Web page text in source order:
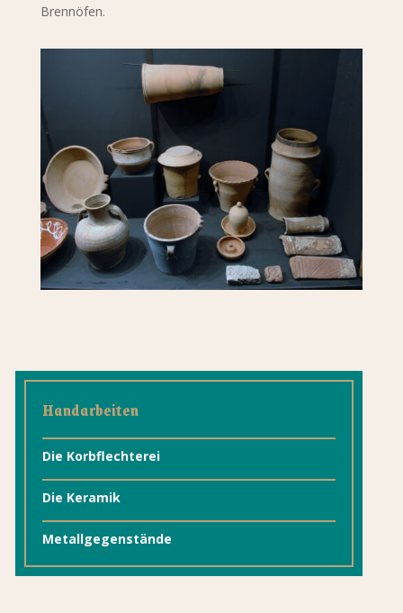
Brennöfen.
Handarbeiten
Die Korbflechterei
Die Keramik
Metallgegenstände